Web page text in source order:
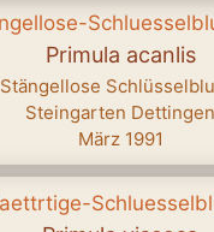
Primula acanlis
Stängellose
Steingarten Dettingen
März 1991